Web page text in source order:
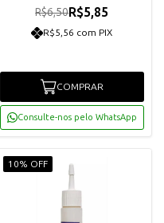
R$6,50R$5,85
R$5,56 com PIX
COMPRAR
Consulte-nos pelo WhatsApp
10% OFF